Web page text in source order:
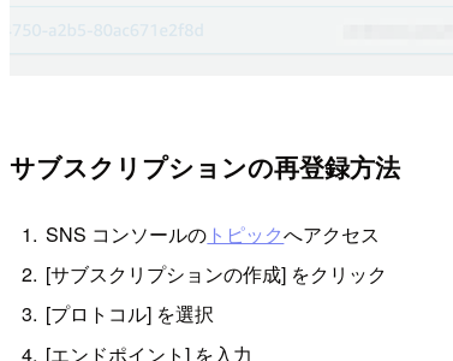
サブスクリプションの再登録方法
SNS コンソールの トピックへアクセス
[サブスクリプションの作成] をクリック
[プロトコル] を選択
[エンドポイント] を入力